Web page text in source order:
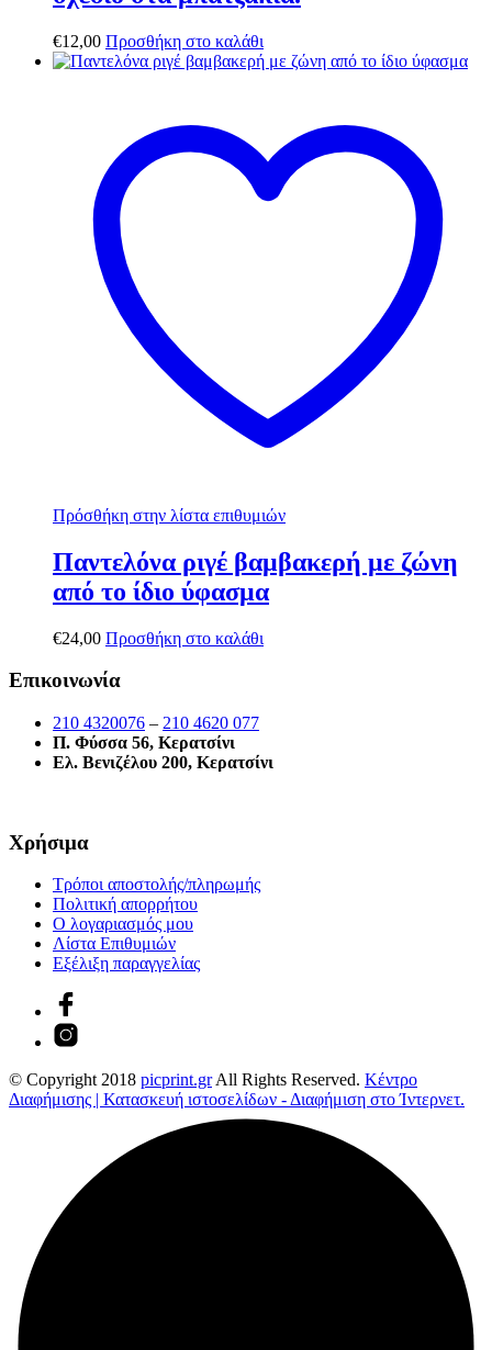
€12,00 Προσθήκη στο καλάθι
Πρόσθήκη στην λίστα επιθυμιών
Παντελόνα ριγέ βαμβακερή με ζώνη
από το ίδιο ύφασμα
€24,00 Προσθήκη στο καλάθι
Επικοινωνία
210 4320076 – 210 4620 077
Π. Φύσσα 56, Κερατσίνι
Ελ. Βενιζέλου 200, Κερατσίνι
Χρήσιμα
Τρόποι αποστολής/πληρωμής
Πολιτική απορρήτου
Ο λογαριασμός μου
Λίστα Επιθυμιών
Εξέλιξη παραγγελίας
© Copyright 2018 picprint.grAll Rights Reserved. Κέντρο
Διαφήμισης | Κατασκευή ιστοσελίδων - Διαφήμιση στο Ίντερνετ.